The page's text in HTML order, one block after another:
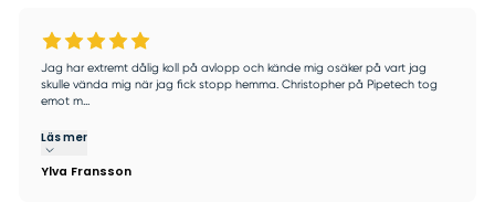
Jag har extremt dålig koll på avlopp och kände mig osäker på vart jag
skulle vända mig när jag fick stopp hemma. Christopher på Pipetech tog
emot m...
Läs mer
Ylva Fransson